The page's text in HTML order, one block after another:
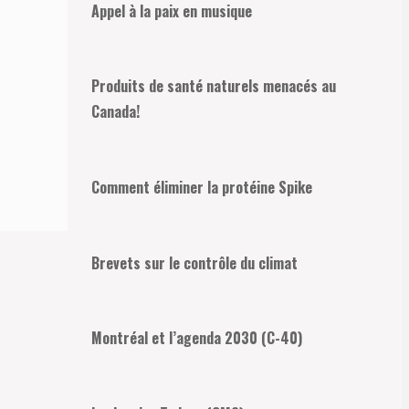
Appel à la paix en musique
Produits de santé naturels menacés au
Canada!
Comment éliminer la protéine Spike
Brevets sur le contrôle du climat
Montréal et l’agenda 2030 (C-40)